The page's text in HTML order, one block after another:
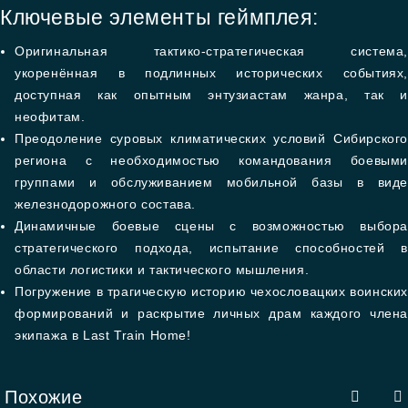
Ключевые элементы геймплея:
Оригинальная тактико-стратегическая система,
укоренённая в подлинных исторических событиях,
доступная как опытным энтузиастам жанра, так и
неофитам.
Преодоление суровых климатических условий Сибирского
региона с необходимостью командования боевыми
группами и обслуживанием мобильной базы в виде
железнодорожного состава.
Динамичные боевые сцены с возможностью выбора
стратегического подхода, испытание способностей в
области логистики и тактического мышления.
Погружение в трагическую историю чехословацких воинских
формирований и раскрытие личных драм каждого члена
экипажа в Last Train Home!
Похожие